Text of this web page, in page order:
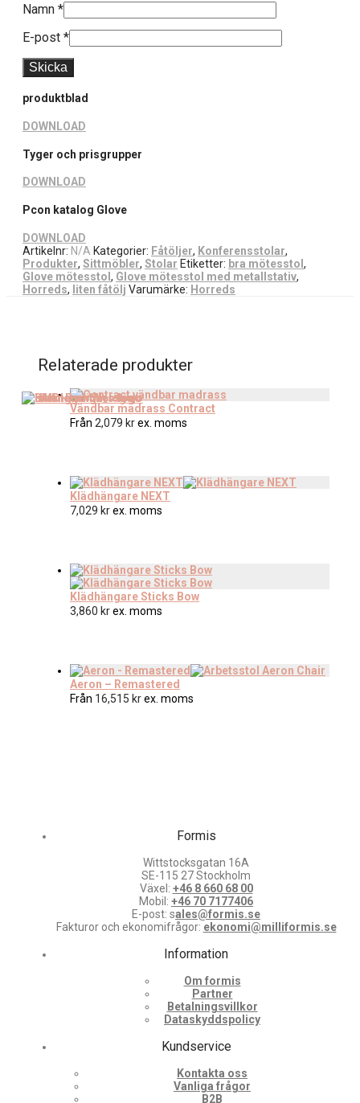
Namn *
E-post *
produktblad
DOWNLOAD
Tyger och prisgrupper
DOWNLOAD
Pcon katalog Glove
DOWNLOAD
Artikelnr: N/A Kategorier: Fåtöljer, Konferensstolar,
Produkter, Sittmöbler, Stolar Etiketter: bra mötesstol,
Glove mötesstol, Glove mötesstol med metallstativ,
Horreds, liten fåtölj Varumärke: Horreds
Relaterade produkter
Vändbar madrass Contract
Från 2,079 krex. moms
Klädhängare NEXT
7,029 krex. moms
Klädhängare Sticks Bow
3,860 krex. moms
Aeron – Remastered
Från 16,515 krex. moms
Formis
Wittstocksgatan 16A
SE-115 27 Stockholm
Växel: +46 8 660 68 00
Mobil: +46 70 7177406
E-post: sales@formis.se
Fakturor och ekonomifrågor: ekonomi@milliformis.se
Information
Om formis
Partner
Betalningsvillkor
Dataskyddspolicy
Kundservice
Kontakta oss
Vanliga frågor
B2B